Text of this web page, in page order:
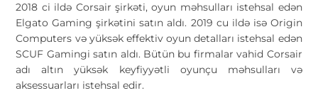
2018 ci ildə Corsair şirkəti, oyun məhsulları istehsal edən
Elgato Gaming şirkətini satın aldı. 2019 cu ildə isə Origin
Computers və yüksək effektiv oyun detalları istehsal edən
SCUF Gamingi satın aldı. Bütün bu firmalar vahid Corsair
adı altın yüksək keyfiyyətli oyunçu məhsulları və
aksessuarları istehsal edir.